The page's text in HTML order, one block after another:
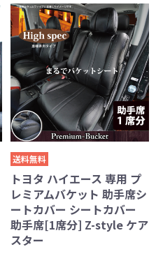
送料無料
トヨタ ハイエース 専用 プ
レミアムバケット 助手席シ
ートカバー シートカバー
助手席[1席分] Z-style ケア
スター